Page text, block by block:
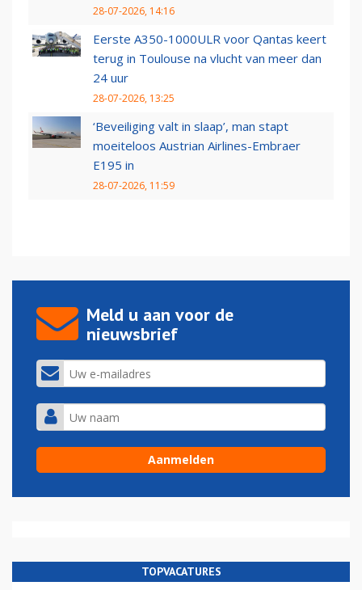
28-07-2026, 14:16
Eerste A350-1000ULR voor Qantas keert
terug in Toulouse na vlucht van meer dan
24 uur
28-07-2026, 13:25
‘Beveiliging valt in slaap’, man stapt
moeiteloos Austrian Airlines-Embraer
E195 in
28-07-2026, 11:59
Meld u aan voor de
nieuwsbrief
TOPVACATURES